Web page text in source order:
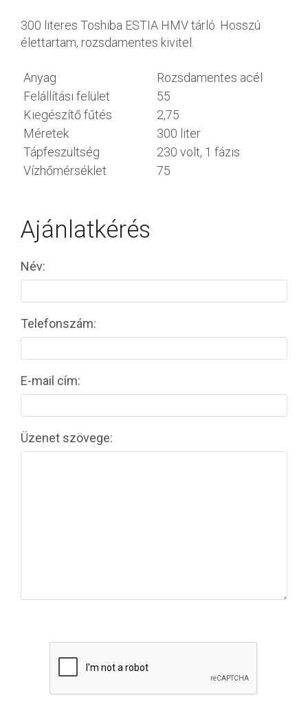
300 literes Toshiba ESTIA HMV tárló. Hosszú
élettartam, rozsdamentes kivitel.
Anyag
Rozsdamentes acél
Felállítási felület
55
Kiegészítő fűtés
2,75
Méretek
300 liter
Tápfeszültség
230 volt, 1 fázis
Vízhőmérséklet
75
Ajánlatkérés
Név:
Telefonszám:
E-mail cím:
Üzenet szövege: